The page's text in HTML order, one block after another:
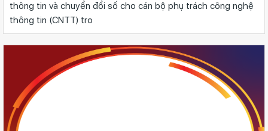
thông tin và chuyển đổi số cho cán bộ phụ trách công nghệ
thông tin (CNTT) tro